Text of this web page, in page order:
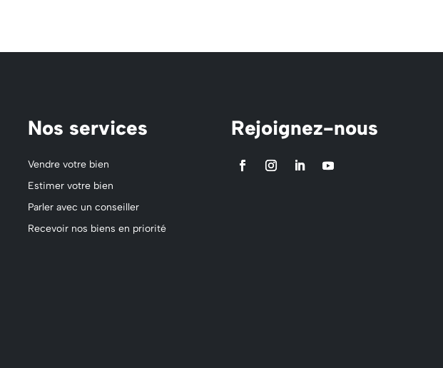
Nos services
Vendre votre bien
Estimer votre bien
Parler avec un conseiller
Recevoir nos biens en priorité
Rejoignez-nous